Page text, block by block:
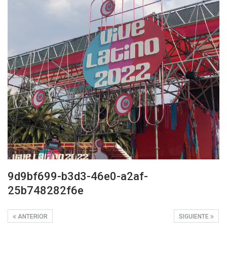
9d9bf699-b3d3-46e0-a2af-
25b748282f6e
SIGUIENTE
ANTERIOR